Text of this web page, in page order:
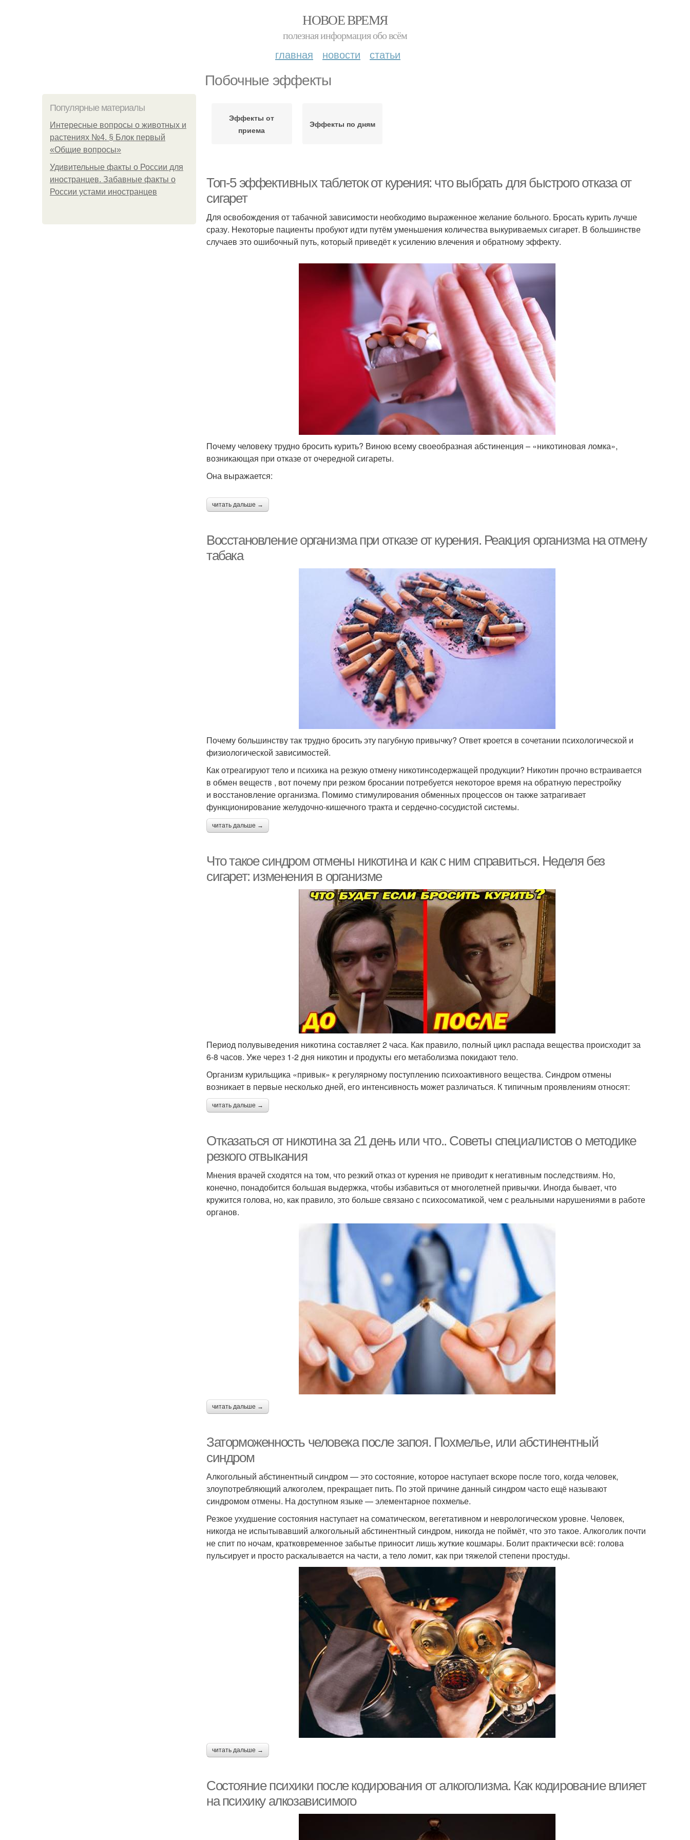
НОВОЕ ВРЕМЯ
полезная информация обо всём
главная новости статьи
Побочные эффекты
Популярные материалы
Интересные вопросы о животных и
растениях №4. § Блок первый
«Общие вопросы»
Удивительные факты о России для
иностранцев. Забавные факты о
России устами иностранцев
Эффекты от
приема
Эффекты по дням
Топ-5 эффективных таблеток от курения: что выбрать для быстрого отказа от
сигарет
Для освобождения от табачной зависимости необходимо выраженное желание больного. Бросать курить лучше
сразу. Некоторые пациенты пробуют идти путём уменьшения количества выкуриваемых сигарет. В большинстве
случаев это ошибочный путь, который приведёт к усилению влечения и обратному эффекту.
Почему человеку трудно бросить курить? Виною всему своеобразная абстиненция – «никотиновая ломка»,
возникающая при отказе от очередной сигареты.
Она выражается:
читать дальше →
Восстановление организма при отказе от курения. Реакция организма на отмену
табака
Почему большинству так трудно бросить эту пагубную привычку? Ответ кроется в сочетании психологической и
физиологической зависимостей.
Как отреагируют тело и психика на резкую отмену никотинсодержащей продукции? Никотин прочно встраивается
в обмен веществ , вот почему при резком бросании потребуется некоторое время на обратную перестройку
и восстановление организма. Помимо стимулирования обменных процессов он также затрагивает
функционирование желудочно-кишечного тракта и сердечно-сосудистой системы.
читать дальше →
Что такое синдром отмены никотина и как с ним справиться. Неделя без
сигарет: изменения в организме
Период полувыведения никотина составляет 2 часа. Как правило, полный цикл распада вещества происходит за
6-8 часов. Уже через 1-2 дня никотин и продукты его метаболизма покидают тело.
Организм курильщика «привык» к регулярному поступлению психоактивного вещества. Синдром отмены
возникает в первые несколько дней, его интенсивность может различаться. К типичным проявлениям относят:
читать дальше →
Отказаться от никотина за 21 день или что.. Советы специалистов о методике
резкого отвыкания
Мнения врачей сходятся на том, что резкий отказ от курения не приводит к негативным последствиям. Но,
конечно, понадобится большая выдержка, чтобы избавиться от многолетней привычки. Иногда бывает, что
кружится голова, но, как правило, это больше связано с психосоматикой, чем с реальными нарушениями в работе
органов.
читать дальше →
Заторможенность человека после запоя. Похмелье, или абстинентный
синдром
Алкогольный абстинентный синдром — это состояние, которое наступает вскоре после того, когда человек,
злоупотрeбляющий алкоголем, прекращает пить. По этой причине данный синдром часто ещё называют
синдромом отмены. На доступном языке — элементарное похмелье.
Резкое ухудшение состояния наступает на соматическом, вегетативном и неврологическом уровне. Человек,
никогда не испытывавший алкогольный абстинентный синдром, никогда не поймёт, что это такое. Алкоголик почти
не спит по ночам, кратковременное забытье приносит лишь жуткие кошмары. Болит практически всё: голова
пульсирует и просто раскалывается на части, а тело ломит, как при тяжелой степени простуды.
читать дальше →
Состояние психики после кодирования от алкоголизма. Как кодирование влияет
на психику алкозависимого